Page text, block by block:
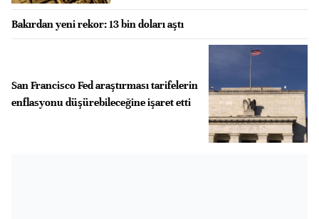
Bakırdan yeni rekor: 13 bin doları aştı
San Francisco Fed araştırması tarifelerin
enflasyonu düşürebileceğine işaret etti